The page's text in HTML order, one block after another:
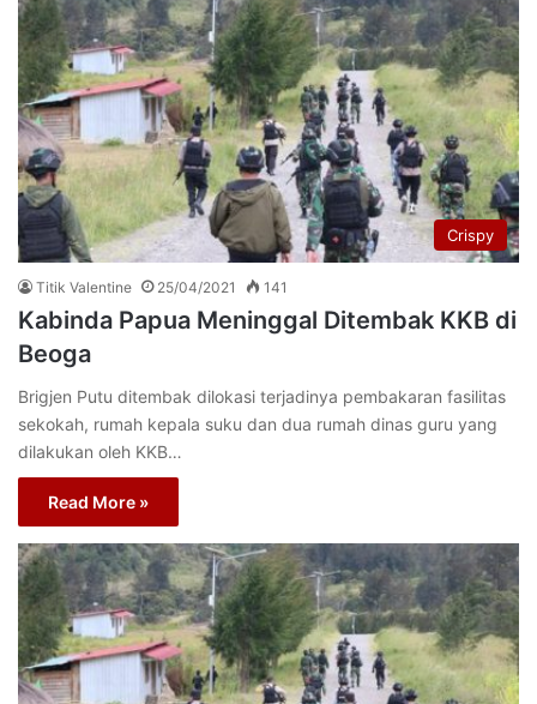
Crispy
Titik Valentine 25/04/2021 141
Kabinda Papua Meninggal Ditembak KKB di
Beoga
Brigjen Putu ditembak dilokasi terjadinya pembakaran fasilitas
sekokah, rumah kepala suku dan dua rumah dinas guru yang
dilakukan oleh KKB…
Read More »